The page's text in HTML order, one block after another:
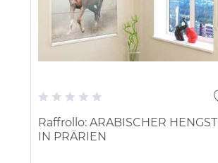
Raffrollo: ARABISCHER HENGST
IN PRÄRIEN